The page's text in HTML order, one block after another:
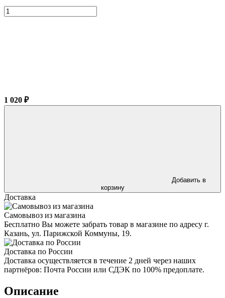
1 020 ₽
Добавить в
корзину
Доставка
Самовывоз из магазина
Бесплатно Вы можете забрать товар в магазине по адресу г.
Казань, ул. Парижской Коммуны, 19.
Доставка по России
Доставка осуществляется в течение 2 дней через наших
партнёров: Почта России или СДЭК по 100% предоплате.
Описание